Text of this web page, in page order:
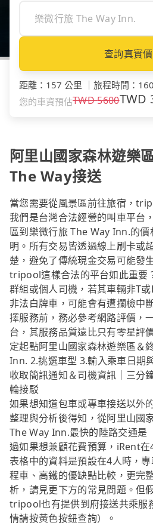
查詢真實
距離 ： 157 公里 旅程時間 ：
您的車資預估TWD5600TWD
阿里山國家森林遊樂
The Way接送
當您需要從風景區前往旅宿，
我們是台灣合法經營的叫車平台
區到樂微行旅 The Way Inn.的
明。所有交易皆透過線上刷卡或
楚，避免了傳統現金交易可能發
tripool這樣合法的平台如此重要
群組或個人司機，若其車輛非T
非法白牌車，可能會有遭攔檢中
擇服務前，務必參考網路評價，
台，其服務品質遠比只有零星評
定起點阿里山國家森林遊樂區＆
Inn. 2.挑選車型 3.輸入乘車日期
收取簡訊通知＆司機資訊｜三分
輪接駁
如果想知道包車或專車接送以外
整理與分析後得知，從阿里山國
The Way Inn.最快的陸路交通
過如果想兼顧花費預算，iRent
表格中的資料是預設在4人時，
程車、高鐵的優缺點比較，更完
析，請見更下方的常見問題。但
tripool也有提供到府接送共乘服
情請按黃色按鈕查詢）。